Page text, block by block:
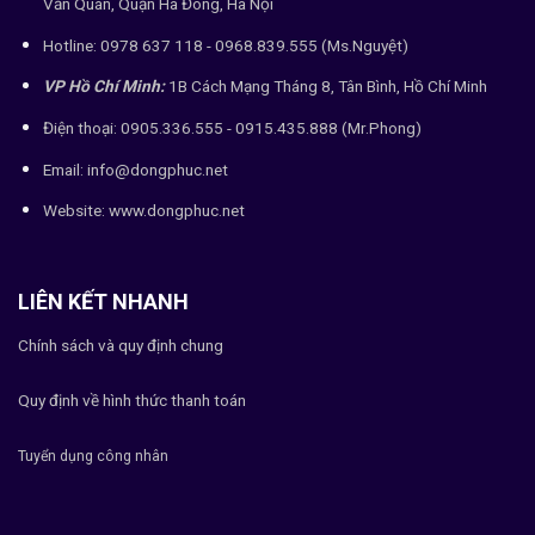
Văn Quán, Quận Hà Đông, Hà Nội
Hotline: 0978 637 118 - 0968.839.555 (Ms.Nguyệt)
VP Hồ Chí Minh:1B Cách Mạng Tháng 8, Tân Bình, Hồ Chí Minh
Điện thoại: 0905.336.555 - 0915.435.888 (Mr.Phong)
Email: info@dongphuc.net
Website: www.dongphuc.net
LIÊN KẾT NHANH
Chính sách và quy định chung
Quy định về hình thức thanh toán
Tuyển dụng công nhân